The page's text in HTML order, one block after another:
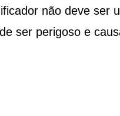
não deve ser
ser perigoso e